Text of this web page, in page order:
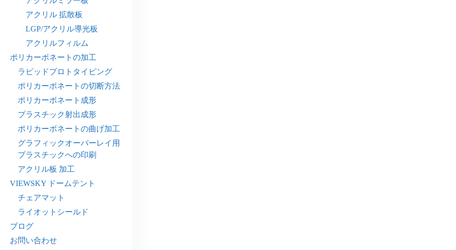
アクリル 拡散板
LGP/アクリル導光板
アクリルフィルム
ポリカーボネートの加工
ラピッドプロトタイピング
ポリカーボネートの切断方法
ポリカーボネート成形
プラスチック射出成形
ポリカーボネートの曲げ加工
グラフィックオーバーレイ用
プラスチックへの印刷
アクリル板 加工
VIEWSKY ドームテント
チェアマット
ライオットシールド
ブログ
お問い合わせ